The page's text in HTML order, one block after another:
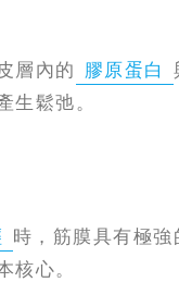
層內的 膠原蛋白
鬆弛。
時，筋膜具有極
心。